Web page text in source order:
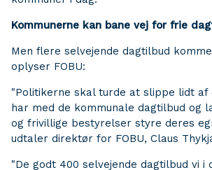
Kommunerne kan bane vej for frie
Men flere selvejende dagtilbud
oplyser FOBU:
"Politikerne skal turde at slippe lidt af
har med de kommunale dagtilbud og
og frivillige bestyrelser styre deres
udtaler direktør for FOBU, Claus
"De godt 400 selvejende dagtilbud vi i